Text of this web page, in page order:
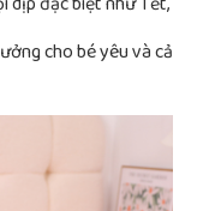
cho bé yêu và cả